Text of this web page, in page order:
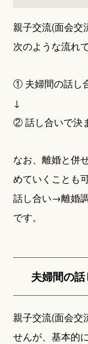
親子交流(面会交
次のような流れ
① 夫婦間の話し
↓
② 話し合いで決
なお、離婚と併
めていくことも
話し合い→離婚
です。
夫婦間の
親子交流(面会交
せんが、基本的